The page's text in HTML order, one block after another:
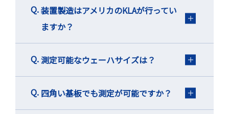
装置製造はアメリカのKLAが行ってい
ますか？
測定可能なウェーハサイズは？
四角い基板でも測定が可能ですか？